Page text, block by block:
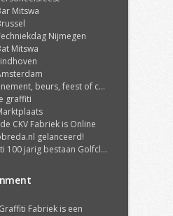
Mitswa
Nijmegen
Mitswa
een echte ervaring met onze DigiSpray Digitale Graffiti Wall!
graffiti
CKV Fabriek is Online
gelanceerd!
bestaan Golfclub Hilversum
Graffiti Fabriek is een